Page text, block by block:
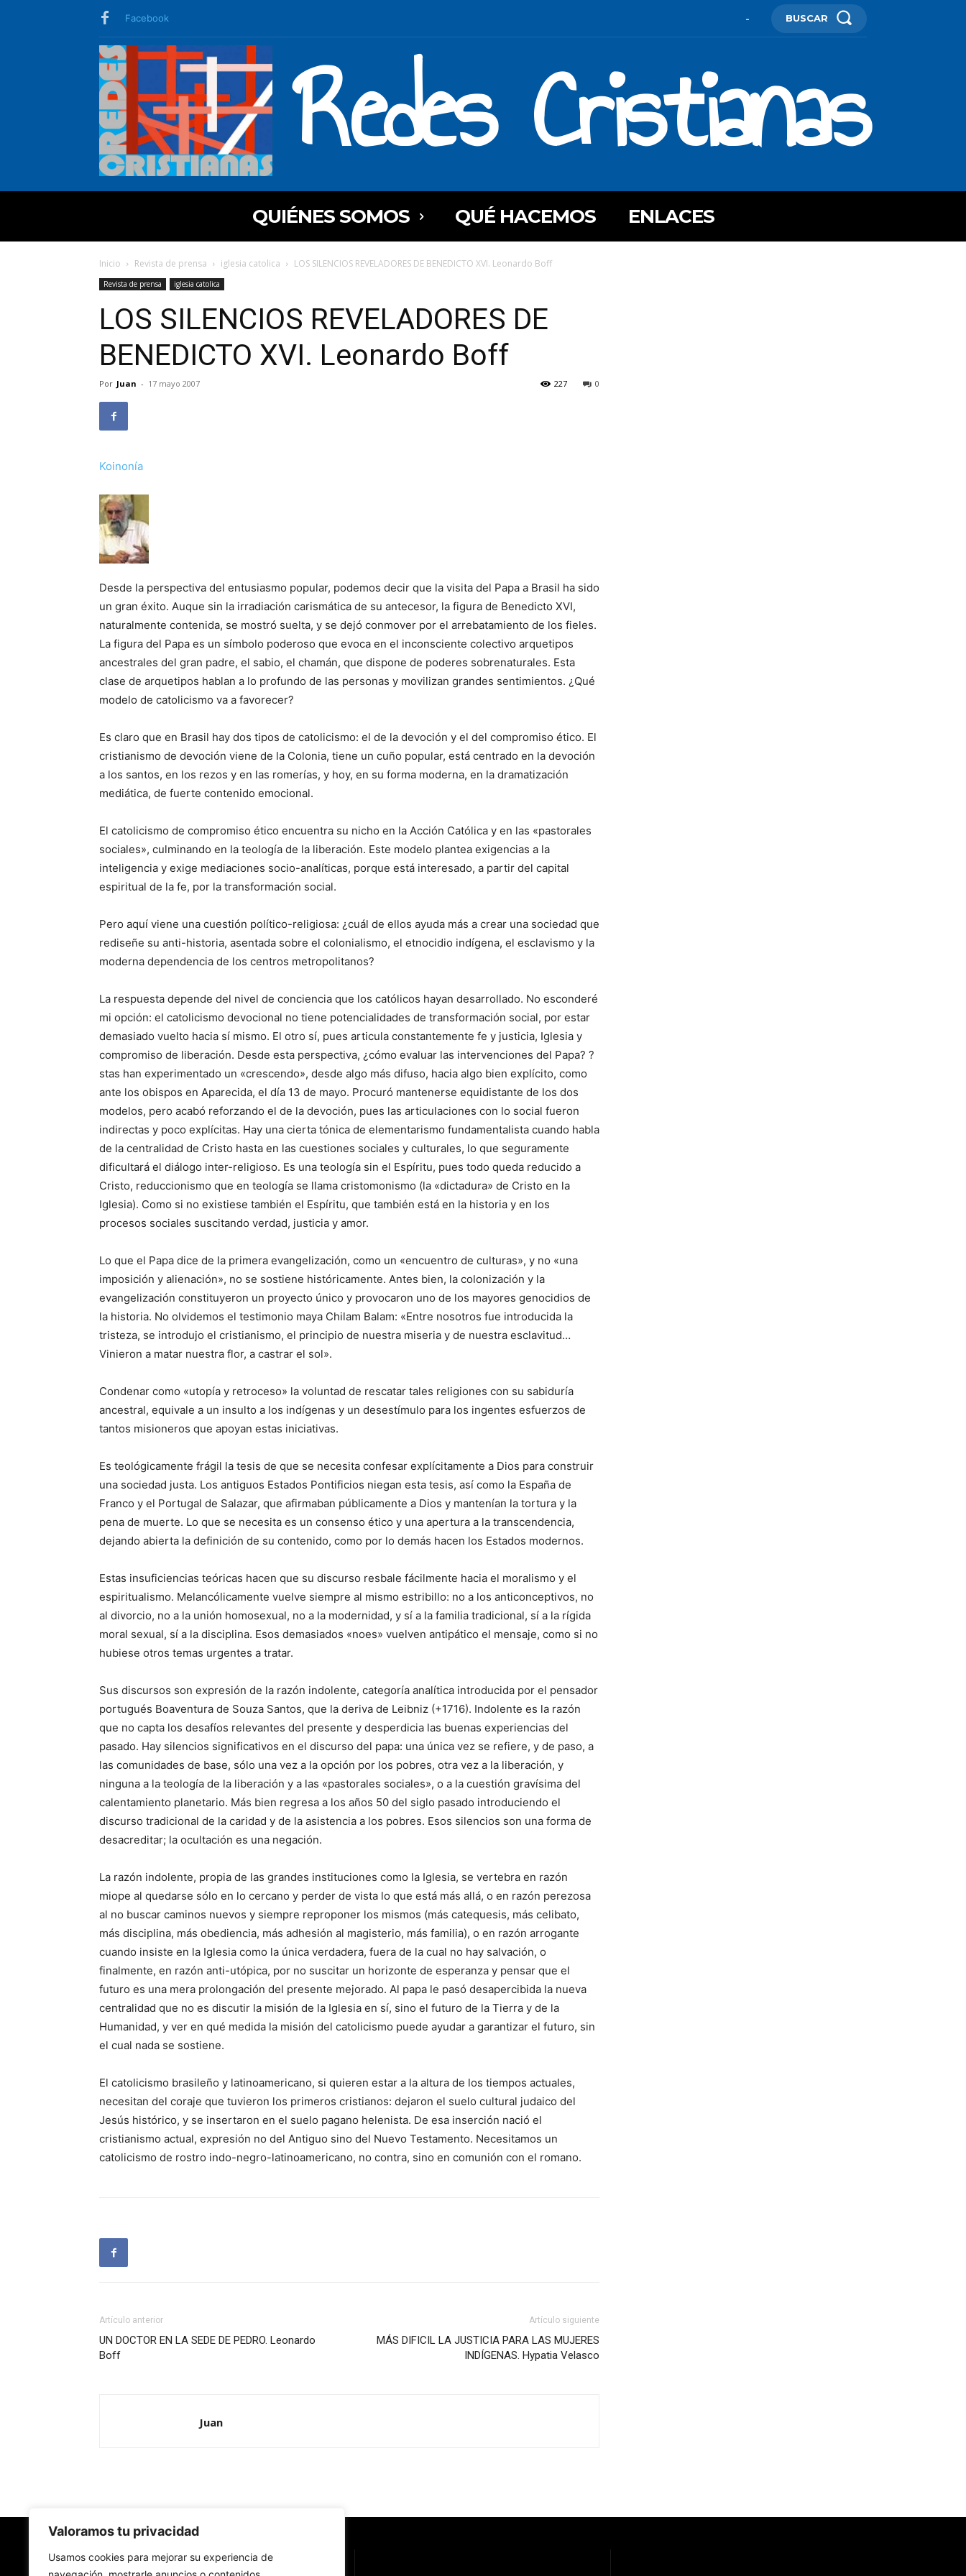
Valoramos tu privacidad
Usamos cookies para mejorar su experiencia de
Facebook - BUSCAR
Redes Cristianas
QUIÉNES SOMOS QUÉ HACEMOS ENLACES
Inicio Revista de prensa iglesia catolica LOS SILENCIOS REVELADORES DE BENEDICTO XVI. Leonardo Boff
Revista de prensa iglesia catolica
LOS SILENCIOS REVELADORES DE
BENEDICTO XVI. Leonardo Boff
Por Juan - 17 mayo 2007 0
227
Koinonía
Desde la perspectiva del entusiasmo popular, podemos decir que la visita del Papa a Brasil ha sido
un gran éxito. Auque sin la irradiación carismática de su antecesor, la figura de Benedicto XVI,
naturalmente contenida, se mostró suelta, y se dejó conmover por el arrebatamiento de los fieles.
La figura del Papa es un símbolo poderoso que evoca en el inconsciente colectivo arquetipos
ancestrales del gran padre, el sabio, el chamán, que dispone de poderes sobrenaturales. Esta
clase de arquetipos hablan a lo profundo de las personas y movilizan grandes sentimientos. ¿Qué
modelo de catolicismo va a favorecer?
Es claro que en Brasil hay dos tipos de catolicismo: el de la devoción y el del compromiso ético. El
cristianismo de devoción viene de la Colonia, tiene un cuño popular, está centrado en la devoción
a los santos, en los rezos y en las romerías, y hoy, en su forma moderna, en la dramatización
mediática, de fuerte contenido emocional.
El catolicismo de compromiso ético encuentra su nicho en la Acción Católica y en las «pastorales
sociales», culminando en la teología de la liberación. Este modelo plantea exigencias a la
inteligencia y exige mediaciones socio-analíticas, porque está interesado, a partir del capital
espiritual de la fe, por la transformación social.
Pero aquí viene una cuestión político-religiosa: ¿cuál de ellos ayuda más a crear una sociedad que
rediseñe su anti-historia, asentada sobre el colonialismo, el etnocidio indígena, el esclavismo y la
moderna dependencia de los centros metropolitanos?
La respuesta depende del nivel de conciencia que los católicos hayan desarrollado. No esconderé
mi opción: el catolicismo devocional no tiene potencialidades de transformación social, por estar
demasiado vuelto hacia sí mismo. El otro sí, pues articula constantemente fe y justicia, Iglesia y
compromiso de liberación. Desde esta perspectiva, ¿cómo evaluar las intervenciones del Papa? ?
stas han experimentado un «crescendo», desde algo más difuso, hacia algo bien explícito, como
ante los obispos en Aparecida, el día 13 de mayo. Procuró mantenerse equidistante de los dos
modelos, pero acabó reforzando el de la devoción, pues las articulaciones con lo social fueron
indirectas y poco explícitas. Hay una cierta tónica de elementarismo fundamentalista cuando habla
de la centralidad de Cristo hasta en las cuestiones sociales y culturales, lo que seguramente
dificultará el diálogo inter-religioso. Es una teología sin el Espíritu, pues todo queda reducido a
Cristo, reduccionismo que en teología se llama cristomonismo (la «dictadura» de Cristo en la
Iglesia). Como si no existiese también el Espíritu, que también está en la historia y en los
procesos sociales suscitando verdad, justicia y amor.
Lo que el Papa dice de la primera evangelización, como un «encuentro de culturas», y no «una
imposición y alienación», no se sostiene históricamente. Antes bien, la colonización y la
evangelización constituyeron un proyecto único y provocaron uno de los mayores genocidios de
la historia. No olvidemos el testimonio maya Chilam Balam: «Entre nosotros fue introducida la
tristeza, se introdujo el cristianismo, el principio de nuestra miseria y de nuestra esclavitud…
Vinieron a matar nuestra flor, a castrar el sol».
Condenar como «utopía y retroceso» la voluntad de rescatar tales religiones con su sabiduría
ancestral, equivale a un insulto a los indígenas y un desestímulo para los ingentes esfuerzos de
tantos misioneros que apoyan estas iniciativas.
Es teológicamente frágil la tesis de que se necesita confesar explícitamente a Dios para construir
una sociedad justa. Los antiguos Estados Pontificios niegan esta tesis, así como la España de
Franco y el Portugal de Salazar, que afirmaban públicamente a Dios y mantenían la tortura y la
pena de muerte. Lo que se necesita es un consenso ético y una apertura a la transcendencia,
dejando abierta la definición de su contenido, como por lo demás hacen los Estados modernos.
Estas insuficiencias teóricas hacen que su discurso resbale fácilmente hacia el moralismo y el
espiritualismo. Melancólicamente vuelve siempre al mismo estribillo: no a los anticonceptivos, no
al divorcio, no a la unión homosexual, no a la modernidad, y sí a la familia tradicional, sí a la rígida
moral sexual, sí a la disciplina. Esos demasiados «noes» vuelven antipático el mensaje, como si no
hubiese otros temas urgentes a tratar.
Sus discursos son expresión de la razón indolente, categoría analítica introducida por el pensador
portugués Boaventura de Souza Santos, que la deriva de Leibniz (+1716). Indolente es la razón
que no capta los desafíos relevantes del presente y desperdicia las buenas experiencias del
pasado. Hay silencios significativos en el discurso del papa: una única vez se refiere, y de paso, a
las comunidades de base, sólo una vez a la opción por los pobres, otra vez a la liberación, y
ninguna a la teología de la liberación y a las «pastorales sociales», o a la cuestión gravísima del
calentamiento planetario. Más bien regresa a los años 50 del siglo pasado introduciendo el
discurso tradicional de la caridad y de la asistencia a los pobres. Esos silencios son una forma de
desacreditar; la ocultación es una negación.
La razón indolente, propia de las grandes instituciones como la Iglesia, se vertebra en razón
miope al quedarse sólo en lo cercano y perder de vista lo que está más allá, o en razón perezosa
al no buscar caminos nuevos y siempre reproponer los mismos (más catequesis, más celibato,
más disciplina, más obediencia, más adhesión al magisterio, más familia), o en razón arrogante
cuando insiste en la Iglesia como la única verdadera, fuera de la cual no hay salvación, o
finalmente, en razón anti-utópica, por no suscitar un horizonte de esperanza y pensar que el
futuro es una mera prolongación del presente mejorado. Al papa le pasó desapercibida la nueva
centralidad que no es discutir la misión de la Iglesia en sí, sino el futuro de la Tierra y de la
Humanidad, y ver en qué medida la misión del catolicismo puede ayudar a garantizar el futuro, sin
el cual nada se sostiene.
El catolicismo brasileño y latinoamericano, si quieren estar a la altura de los tiempos actuales,
necesitan del coraje que tuvieron los primeros cristianos: dejaron el suelo cultural judaico del
Jesús histórico, y se insertaron en el suelo pagano helenista. De esa inserción nació el
cristianismo actual, expresión no del Antiguo sino del Nuevo Testamento. Necesitamos un
catolicismo de rostro indo-negro-latinoamericano, no contra, sino en comunión con el romano.
Artículo anterior
UN DOCTOR EN LA SEDE DE PEDRO. Leonardo
Boff
Artículo siguiente
MÁS DIFICIL LA JUSTICIA PARA LAS MUJERES
INDÍGENAS. Hypatia Velasco
Juan